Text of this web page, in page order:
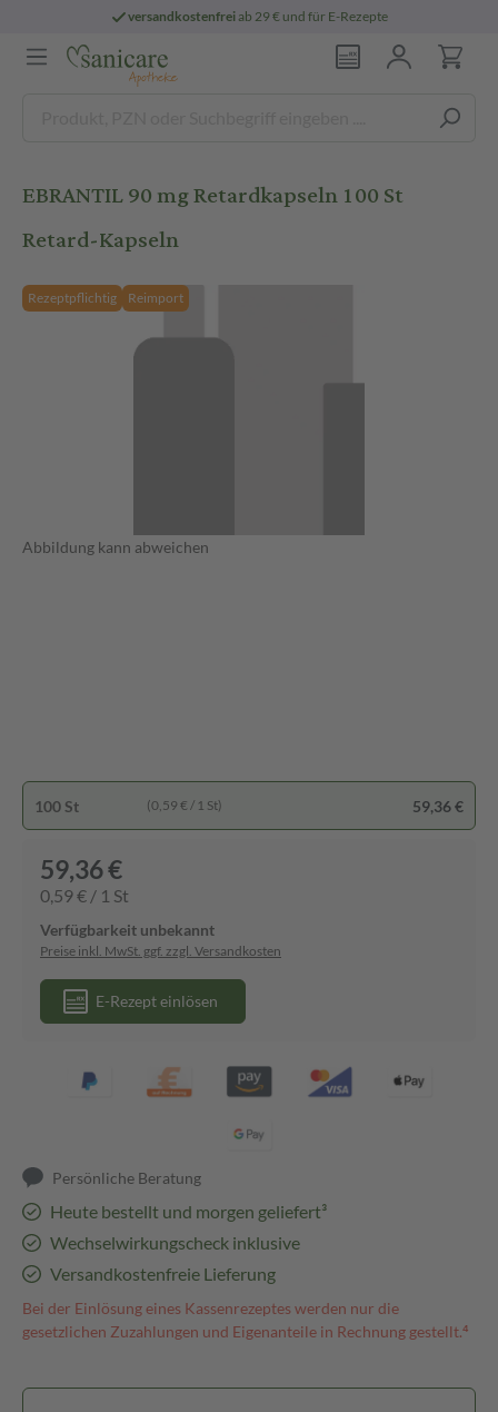
versandkostenfreiab 29 € und für E-Rezepte
EBRANTIL 90 mg Retardkapseln 100 St
Retard-Kapseln
Rezeptpflichtig Reimport
Abbildung kann abweichen
100 St (0,59 € / 1 St) 59,36 €
59,36 €
0,59 € / 1 St
Verfügbarkeit unbekannt
Preise inkl. MwSt. ggf. zzgl. Versandkosten
E-Rezept einlösen
Persönliche Beratung
Heute bestellt und morgen geliefert³
Wechselwirkungscheck inklusive
Versandkostenfreie Lieferung
Bei der Einlösung eines Kassenrezeptes werden nur die
gesetzlichen Zuzahlungen und Eigenanteile in Rechnung gestellt.⁴